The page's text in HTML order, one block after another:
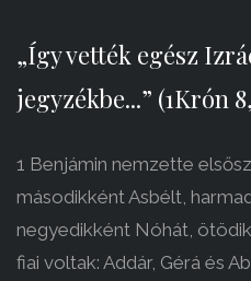
„Így vették egész
jegyzékbe...” (1Krón
1 Benjámin nemzette
másodikként Asbélt,
negyedikként Nóhát,
fiai voltak: Addár, Gérá és